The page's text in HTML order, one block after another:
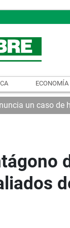
ECONOMÍA
un caso de